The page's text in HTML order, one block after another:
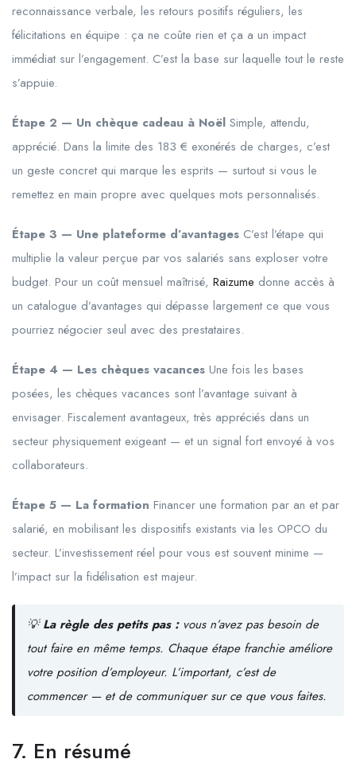
reconnaissance verbale, les retours positifs réguliers, les
félicitations en équipe : ça ne coûte rien et ça a un impact
immédiat sur l’engagement. C’est la base sur laquelle tout le reste
s’appuie.
Étape 2 — Un chèque cadeau à Noël Simple, attendu,
apprécié. Dans la limite des 183 € exonérés de charges, c’est
un geste concret qui marque les esprits — surtout si vous le
remettez en main propre avec quelques mots personnalisés.
Étape 3 — Une plateforme d’avantages C’est l’étape qui
multiplie la valeur perçue par vos salariés sans exploser votre
budget. Pour un coût mensuel maîtrisé, Raizume donne accès à
un catalogue d’avantages qui dépasse largement ce que vous
pourriez négocier seul avec des prestataires.
Étape 4 — Les chèques vacances Une fois les bases
posées, les chèques vacances sont l’avantage suivant à
envisager. Fiscalement avantageux, très appréciés dans un
secteur physiquement exigeant — et un signal fort envoyé à vos
collaborateurs.
Étape 5 — La formation Financer une formation par an et par
salarié, en mobilisant les dispositifs existants via les OPCO du
secteur. L’investissement réel pour vous est souvent minime —
l’impact sur la fidélisation est majeur.
💡La règle des petits pas :vous n’avez pas besoin de
tout faire en même temps. Chaque étape franchie améliore
votre position d’employeur. L’important, c’est de
commencer — et de communiquer sur ce que vous faites.
7. En résumé